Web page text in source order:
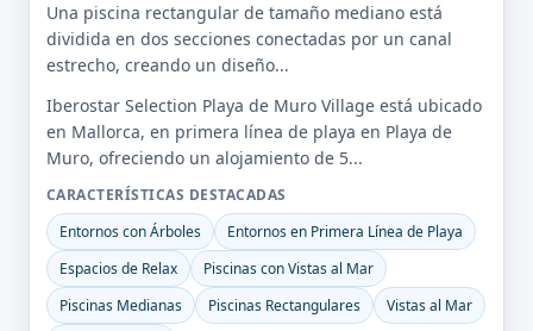
Una piscina rectangular de tamaño mediano está
dividida en dos secciones conectadas por un canal
estrecho, creando un diseño...
Iberostar Selection Playa de Muro Village está ubicado
en Mallorca, en primera línea de playa en Playa de
Muro, ofreciendo un alojamiento de 5...
CARACTERÍSTICAS DESTACADAS
Entornos con Árboles
Entornos en Primera Línea de Playa
Espacios de Relax
Piscinas con Vistas al Mar
Piscinas Medianas
Piscinas Rectangulares
Vistas al Mar